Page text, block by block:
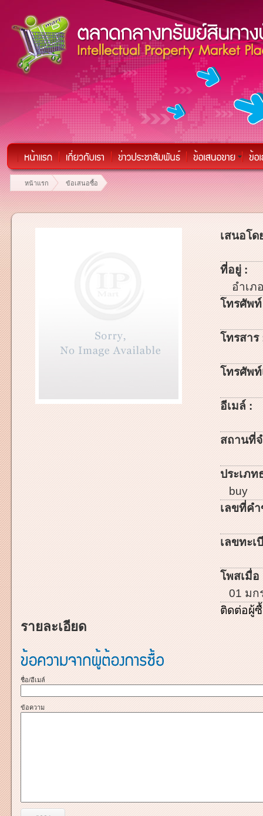
หน้าแรก ข้อเสนอซื้อ
เสนอโด
ที่อยู่ :
อำเภ
โทรศัพ
โทรสาร
โทรศัพ
อีเมล์ :
สถานที่
ประเภท
buy
เลขที่ค
เลขทะเ
โพสเมื่อ
01 มก
ติดต่อผู้
รายละเอียด
ชื่อ/อีเมล์
ข้อความ